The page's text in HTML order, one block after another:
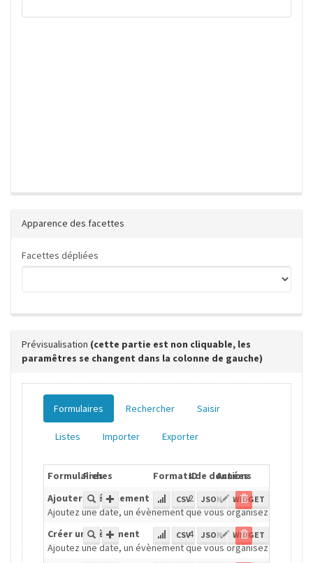
Apparence des facettes
Facettes dépliées
Prévisualisation (cette partie est non cliquable, les
paramêtres se changent dans la colonne de gauche)